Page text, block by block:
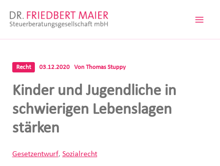
Inhalt
Recht 03.12.2020 Von Thomas Stuppy
Kinder und Jugendliche in
schwierigen Lebenslagen
stärken
Gesetzentwurf, Sozialrecht